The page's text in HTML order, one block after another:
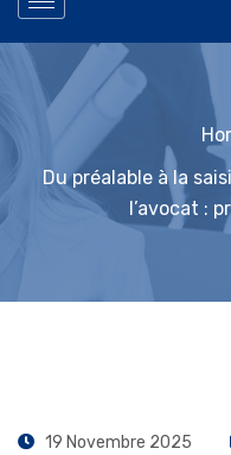
Du préalable à la
l’avocat :
19 Novembre 2025